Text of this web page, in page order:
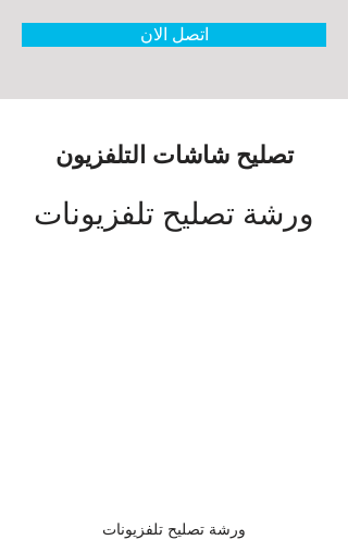
اتصل الان
تصليح شاشات التلفزيون
ورشة تصليح تلفزيونات
ورشة تصليح تلفزيونات